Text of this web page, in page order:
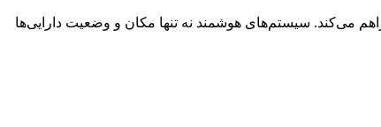
می‌کند. سیستم‌های هوشمند نه تنها مکان و وضعیت دارایی‌ها